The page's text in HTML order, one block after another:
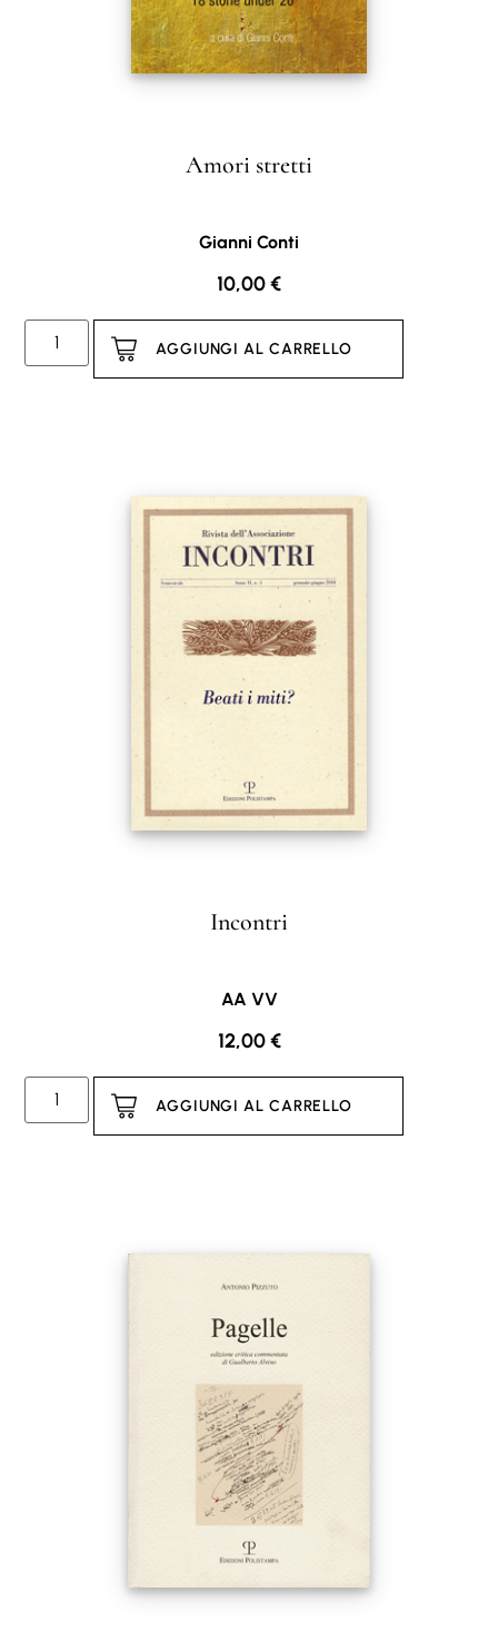
Amori stretti
Gianni Conti
10,00€
AGGIUNGI AL CARRELLO
Incontri
AA VV
12,00€
AGGIUNGI AL CARRELLO